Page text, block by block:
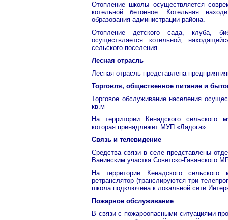
Отопление школы осуществляется
котельной бетонное. Котельная
образования администрации района.
Отопление детского сада, клуба,
осуществляется котельной,
сельского поселения.
Лесная отрасль
Лесная отрасль представлена
Торговля, общественное питание и
Торговое обслуживание населения
кв.м
На территории Кенадского сельского
которая принадлежит МУП «Ладога».
Связь и телевидение
Средства связи в селе представлены
Ванинским участка Советско-Гаванского
На территории Кенадского сельского
ретранслятор (транслируются три
школа подключена к локальной сети
Пожарное обслуживание
В связи с пожароопасными ситуациями